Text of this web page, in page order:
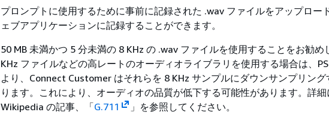
プロンプトに使用するために事前に記録された .wav ファイルをアップロー
ェブアプリケーションに記録することができます。
50 MB 未満かつ 5 分未満の 8 KHz の .wav ファイルを使用することをお勧め
KHz ファイルなどの高レートのオーディオライブラリを使用する場合は、
より、Connect Customer はそれらを 8 KHz サンプルにダウンサンプリング
ります。これにより、オーディオの品質が低下する可能性があります。詳細
Wikipedia の記事、「G.711 」を参照してください。